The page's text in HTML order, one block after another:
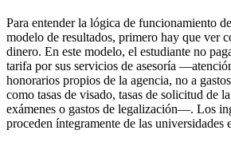
Para entender la lógica de funcionamiento
modelo de resultados, primero hay que ver
dinero. En este modelo, el estudiante no
tarifa por sus servicios de asesoría
honorarios propios de la agencia, no a
como tasas de visado, tasas de solicitud de
exámenes o gastos de legalización—. Los
proceden íntegramente de las universidades